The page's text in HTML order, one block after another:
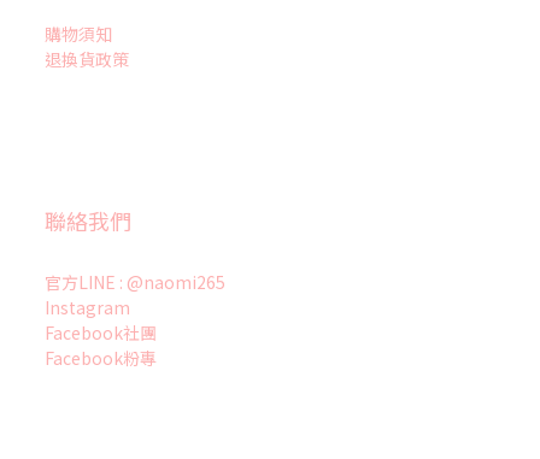
購物須知
退換貨政策
聯絡我們
官方LINE : @naomi265
Instagram
Facebook社團
Facebook粉專